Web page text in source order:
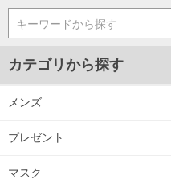
キーワードから探す
カテゴリから探す
メンズ
プレゼント
マスク